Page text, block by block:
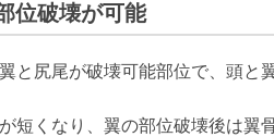
位破壊が可能
と尻尾が破壊可能部位で、頭と
短くなり、翼の部位破壊後は翼